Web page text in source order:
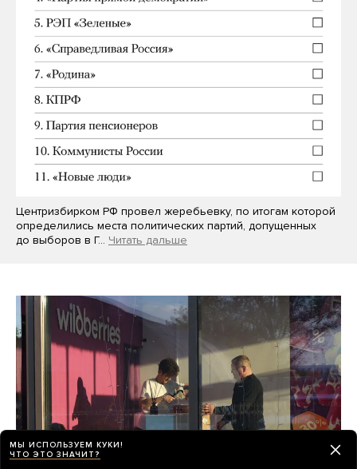
Центризбирком РФ провел жеребьевку, по итогам которой
определились места политических партий, допущенных
до выборов в Г… Читать дальше
МЫ ИСПОЛЬЗУЕМ КУКИ!
ЧТО ЭТО ЗНАЧИТ?